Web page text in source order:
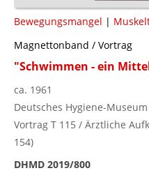
Bewegungsmangel |
Magnettonband / Vortrag
"Schwimmen - ein
ca. 1961
Deutsches Hygiene-
Vortrag T 115 / Ärztliche
154)
DHMD 2019/800